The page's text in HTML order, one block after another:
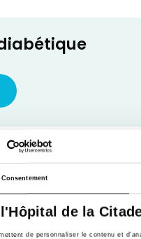
Consentement
de la
de personnaliser le contenu et
des